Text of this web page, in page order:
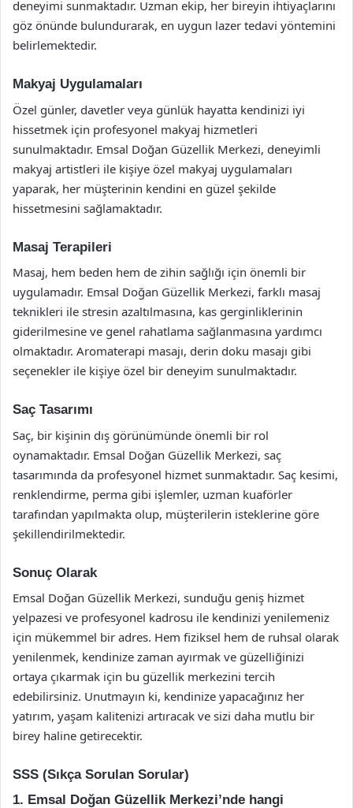
deneyimi sunmaktadır. Uzman ekip, her bireyin ihtiyaçlarını
göz önünde bulundurarak, en uygun lazer tedavi yöntemini
belirlemektedir.
Makyaj Uygulamaları
Özel günler, davetler veya günlük hayatta kendinizi iyi
hissetmek için profesyonel makyaj hizmetleri
sunulmaktadır. Emsal Doğan Güzellik Merkezi, deneyimli
makyaj artistleri ile kişiye özel makyaj uygulamaları
yaparak, her müşterinin kendini en güzel şekilde
hissetmesini sağlamaktadır.
Masaj Terapileri
Masaj, hem beden hem de zihin sağlığı için önemli bir
uygulamadır. Emsal Doğan Güzellik Merkezi, farklı masaj
teknikleri ile stresin azaltılmasına, kas gerginliklerinin
giderilmesine ve genel rahatlama sağlanmasına yardımcı
olmaktadır. Aromaterapi masajı, derin doku masajı gibi
seçenekler ile kişiye özel bir deneyim sunulmaktadır.
Saç Tasarımı
Saç, bir kişinin dış görünümünde önemli bir rol
oynamaktadır. Emsal Doğan Güzellik Merkezi, saç
tasarımında da profesyonel hizmet sunmaktadır. Saç kesimi,
renklendirme, perma gibi işlemler, uzman kuaförler
tarafından yapılmakta olup, müşterilerin isteklerine göre
şekillendirilmektedir.
Sonuç Olarak
Emsal Doğan Güzellik Merkezi, sunduğu geniş hizmet
yelpazesi ve profesyonel kadrosu ile kendinizi yenilemeniz
için mükemmel bir adres. Hem fiziksel hem de ruhsal olarak
yenilenmek, kendinize zaman ayırmak ve güzelliğinizi
ortaya çıkarmak için bu güzellik merkezini tercih
edebilirsiniz. Unutmayın ki, kendinize yapacağınız her
yatırım, yaşam kalitenizi artıracak ve sizi daha mutlu bir
birey haline getirecektir.
SSS (Sıkça Sorulan Sorular)
1. Emsal Doğan Güzellik Merkezi’nde hangi